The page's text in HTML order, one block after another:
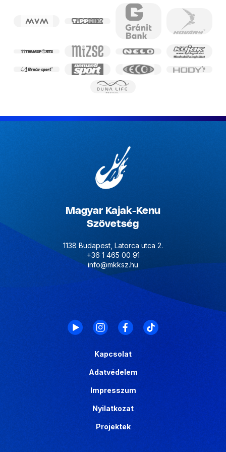
Magyar Kajak-Kenu
Szövetség
1138 Budapest, Latorca utca 2.
+36 1 465 00 91
info@mkksz.hu
Kapcsolat
Adatvédelem
Impresszum
Nyilatkozat
Projektek